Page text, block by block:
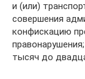
и (или)
совершения
конфискацию
тысяч до